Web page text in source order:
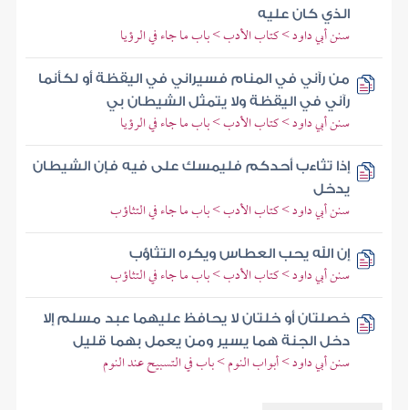
الذي كان عليه
سنن أبي داود > كتاب الأدب > باب ما جاء في الرؤيا
من رآني في المنام فسيراني في اليقظة أو لكأنما
رآني في اليقظة ولا يتمثل الشيطان بي
سنن أبي داود > كتاب الأدب > باب ما جاء في الرؤيا
إذا تثاءب أحدكم فليمسك على فيه فإن الشيطان
يدخل
سنن أبي داود > كتاب الأدب > باب ما جاء في التثاؤب
إن الله يحب العطاس ويكره التثاؤب
سنن أبي داود > كتاب الأدب > باب ما جاء في التثاؤب
خصلتان أو خلتان لا يحافظ عليهما عبد مسلم إلا
دخل الجنة هما يسير ومن يعمل بهما قليل
سنن أبي داود > أبواب النوم > باب في التسبيح عند النوم